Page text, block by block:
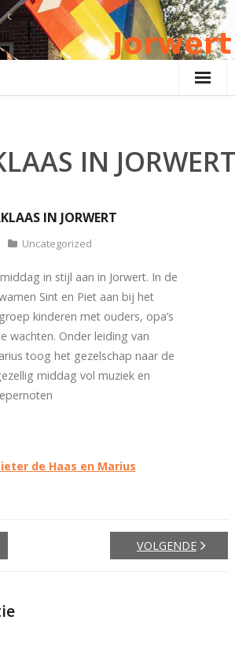
IN JORWERT
IN JORWERT
Uncategorized
in stijl aan in Jorwert. In de
Sint en Piet aan bij het
kinderen met ouders, opa’s
wachten. Onder leiding van
toog het gezelschap naar de
middag vol muziek en
de Haas en Marius
VOLGENDE